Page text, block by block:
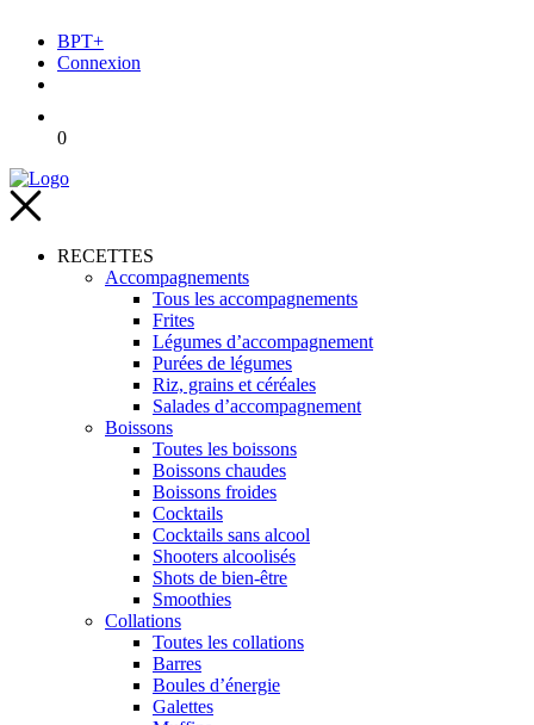
BPT+
Connexion
0
RECETTES
Accompagnements
Tous les accompagnements
Frites
Légumes d’accompagnement
Purées de légumes
Riz, grains et céréales
Salades d’accompagnement
Boissons
Toutes les boissons
Boissons chaudes
Boissons froides
Cocktails
Cocktails sans alcool
Shooters alcoolisés
Shots de bien-être
Smoothies
Collations
Toutes les collations
Barres
Boules d’énergie
Galettes